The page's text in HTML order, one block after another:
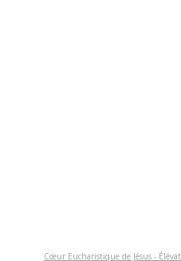
Cœur Eucharistique de Jésus -